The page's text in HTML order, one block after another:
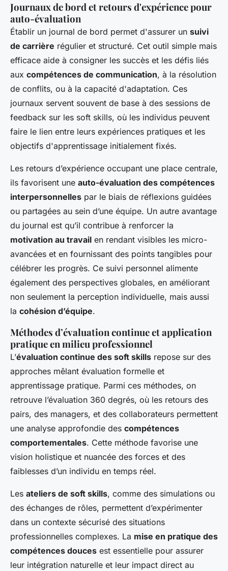
Journaux de bord et retours d'expérience pour
auto-évaluation
Établir un journal de bord permet d'assurer un suivi
de carrière régulier et structuré. Cet outil simple mais
efficace aide à consigner les succès et les défis liés
aux compétences de communication, à la résolution
de conflits, ou à la capacité d'adaptation. Ces
journaux servent souvent de base à des sessions de
feedback sur les soft skills, où les individus peuvent
faire le lien entre leurs expériences pratiques et les
objectifs d'apprentissage initialement fixés.
Les retours d’expérience occupant une place centrale,
ils favorisent une auto-évaluation des compétences
interpersonnelles par le biais de réflexions guidées
ou partagées au sein d’une équipe. Un autre avantage
du journal est qu’il contribue à renforcer la
motivation au travail en rendant visibles les micro-
avancées et en fournissant des points tangibles pour
célébrer les progrès. Ce suivi personnel alimente
également des perspectives globales, en améliorant
non seulement la perception individuelle, mais aussi
la cohésion d’équipe.
Méthodes d’évaluation continue et application
pratique en milieu professionnel
L’évaluation continue des soft skills repose sur des
approches mêlant évaluation formelle et
apprentissage pratique. Parmi ces méthodes, on
retrouve l’évaluation 360 degrés, où les retours des
pairs, des managers, et des collaborateurs permettent
une analyse approfondie des compétences
comportementales. Cette méthode favorise une
vision holistique et nuancée des forces et des
faiblesses d’un individu en temps réel.
Les ateliers de soft skills, comme des simulations ou
des échanges de rôles, permettent d’expérimenter
dans un contexte sécurisé des situations
professionnelles complexes. La mise en pratique des
compétences douces est essentielle pour assurer
leur intégration naturelle et leur impact direct au